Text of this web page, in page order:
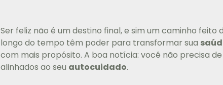
Ser feliz não é um destino final, e sim um caminho
longo do tempo têm poder para transformar sua
com mais propósito. A boa notícia: você não precisa
alinhados ao seu autocuidado.